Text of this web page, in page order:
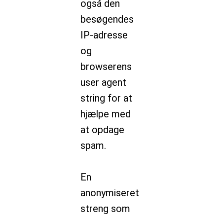
også den
besøgendes
IP-adresse
og
browserens
user agent
string for at
hjælpe med
at opdage
spam.
En
anonymiseret
streng som